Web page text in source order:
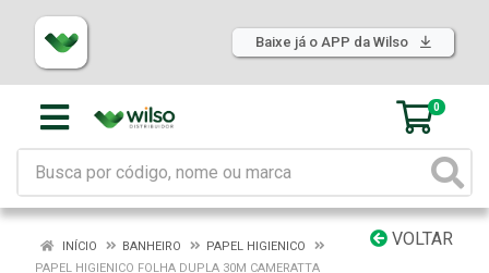
Baixe já o APP da Wilso
0
VOLTAR
INÍCIO BANHEIRO
PAPEL HIGIENICO
PAPEL HIGIENICO FOLHA DUPLA 30M CAMERATTA